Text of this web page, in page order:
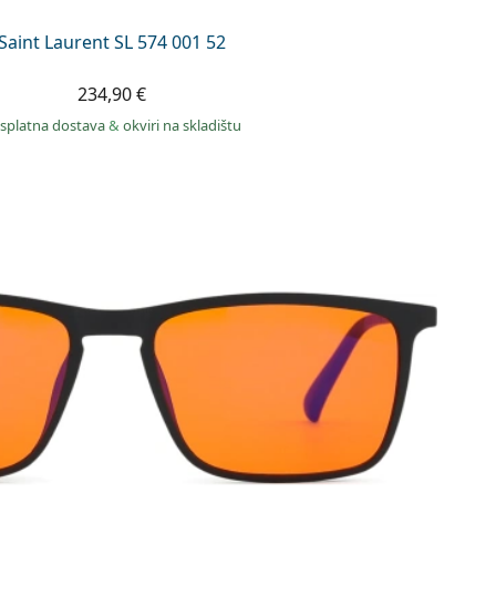
Laurent SL 574 001 52
234,90 €
dostava& okviri na skladištu